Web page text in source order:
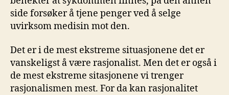
side forsøker å tjene penger ved å selge
uvirksom medisin mot den.
Det er i de mest ekstreme situasjonene det er
vanskeligst å være rasjonalist. Men det er også i
de mest ekstreme sitasjonene vi trenger
rasjonalismen mest. For da kan rasjonalitet